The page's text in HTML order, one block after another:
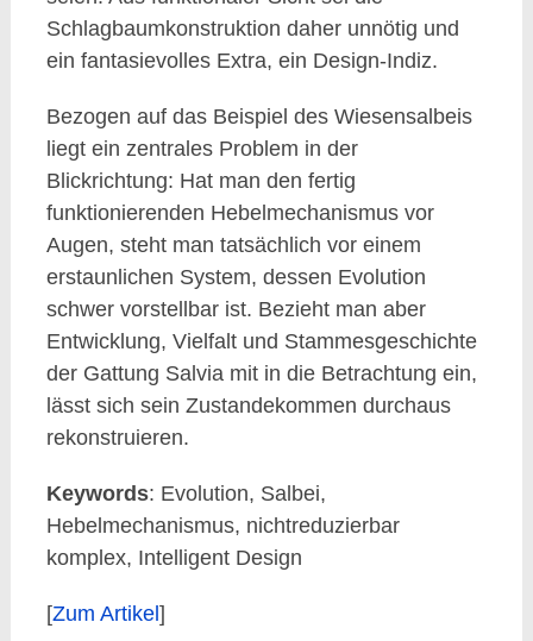
Schlagbaumkonstruktion daher unnötig und
ein fantasievolles Extra, ein Design-Indiz.
Bezogen auf das Beispiel des Wiesensalbeis
liegt ein zentrales Problem in der
Blickrichtung: Hat man den fertig
funktionierenden Hebelmechanismus vor
Augen, steht man tatsächlich vor einem
erstaunlichen System, dessen Evolution
schwer vorstellbar ist. Bezieht man aber
Entwicklung, Vielfalt und Stammesgeschichte
der Gattung Salvia mit in die Betrachtung ein,
lässt sich sein Zustandekommen durchaus
rekonstruieren.
Keywords: Evolution, Salbei,
Hebelmechanismus, nichtreduzierbar
komplex, Intelligent Design
[Zum Artikel ]